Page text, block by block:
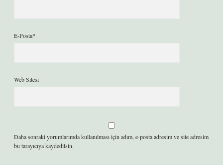
E-Posta*
Web Sitesi
Daha sonraki yorumlarımda kullanılması için adım, e-posta adresim ve site adresim
bu tarayıcıya kaydedilsin.